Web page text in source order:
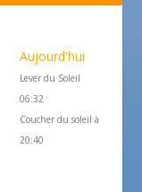
Aujourd'hui
Lever du Soleil
06:32
Coucher du soleil à
20:40